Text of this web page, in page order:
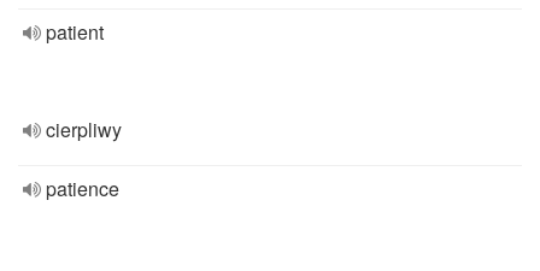
patient
cierpliwy
patience